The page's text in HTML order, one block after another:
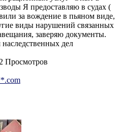
Я предоставляю в судах (
за вождение в пьяном виде,
виды нарушений связанных
заверяю документы.
дел
Просмотров